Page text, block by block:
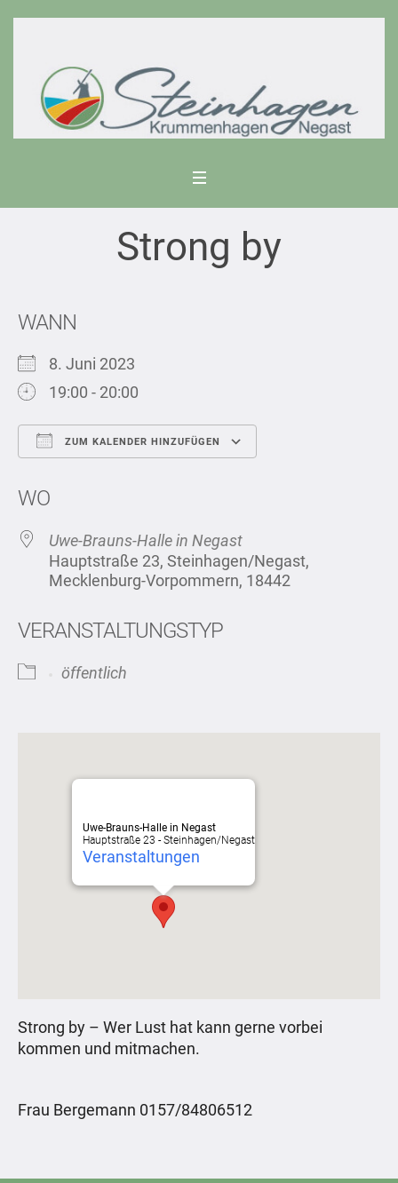
Strong by
WANN
8. Juni 2023
19:00 - 20:00
ZUM KALENDER HINZUFÜGEN
WO
Uwe-Brauns-Halle in Negast
Hauptstraße 23, Steinhagen/Negast,
Mecklenburg-Vorpommern, 18442
VERANSTALTUNGSTYP
öffentlich
Uwe-Brauns-Halle in Negast
Hauptstraße 23 - Steinhagen/Negast
Veranstaltungen
Strong by – Wer Lust hat kann gerne vorbei
kommen und mitmachen.
Frau Bergemann 0157/84806512